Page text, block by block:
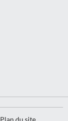
Plan du site